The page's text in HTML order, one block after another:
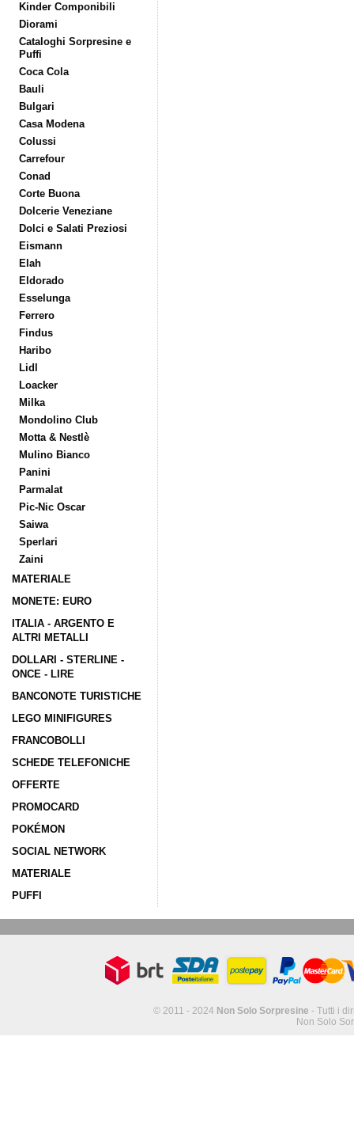
Kinder Componibili
Diorami
Cataloghi Sorpresine e
Puffi
Coca Cola
Bauli
Bulgari
Casa Modena
Colussi
Carrefour
Conad
Corte Buona
Dolcerie Veneziane
Dolci e Salati Preziosi
Eismann
Elah
Eldorado
Esselunga
Ferrero
Findus
Haribo
Lidl
Loacker
Milka
Mondolino Club
Motta & Nestlè
Mulino Bianco
Panini
Parmalat
Pic-Nic Oscar
Saiwa
Sperlari
Zaini
MATERIALE
MONETE: EURO
ITALIA - ARGENTO E
ALTRI METALLI
DOLLARI - STERLINE -
ONCE - LIRE
BANCONOTE TURISTICHE
LEGO MINIFIGURES
FRANCOBOLLI
SCHEDE TELEFONICHE
OFFERTE
PROMOCARD
POKÉMON
SOCIAL NETWORK
MATERIALE
PUFFI
© 2011 - 2024 Non Solo Sorpresine - Tutti i
Non Solo